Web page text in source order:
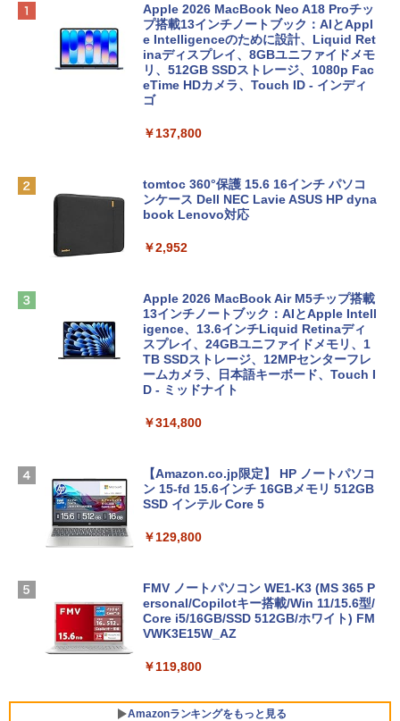
Apple 2026 MacBook Neo A18 Proチッ
プ搭載13インチノートブック：AIとAppl
e Intelligenceのために設計、Liquid Ret
inaディスプレイ、8GBユニファイドメモ
リ、512GB SSDストレージ、1080p Fac
eTime HDカメラ、Touch ID - インディ
ゴ
￥137,800
tomtoc 360°保護 15.6 16インチ パソコ
ンケース Dell NEC Lavie ASUS HP dyna
book Lenovo対応
￥2,952
Apple 2026 MacBook Air M5チップ搭載
13インチノートブック：AIとApple Intell
igence、13.6インチLiquid Retinaディ
スプレイ、24GBユニファイドメモリ、1
TB SSDストレージ、12MPセンターフレ
ームカメラ、日本語キーボード、Touch I
D - ミッドナイト
￥314,800
【Amazon.co.jp限定】 HP ノートパソコ
ン 15-fd 15.6インチ 16GBメモリ 512GB
SSD インテル Core 5
￥129,800
FMV ノートパソコン WE1-K3 (MS 365 P
ersonal/Copilotキー搭載/Win 11/15.6型/
Core i5/16GB/SSD 512GB/ホワイト) FM
VWK3E15W_AZ
￥119,800
Amazonランキングをもっと見る